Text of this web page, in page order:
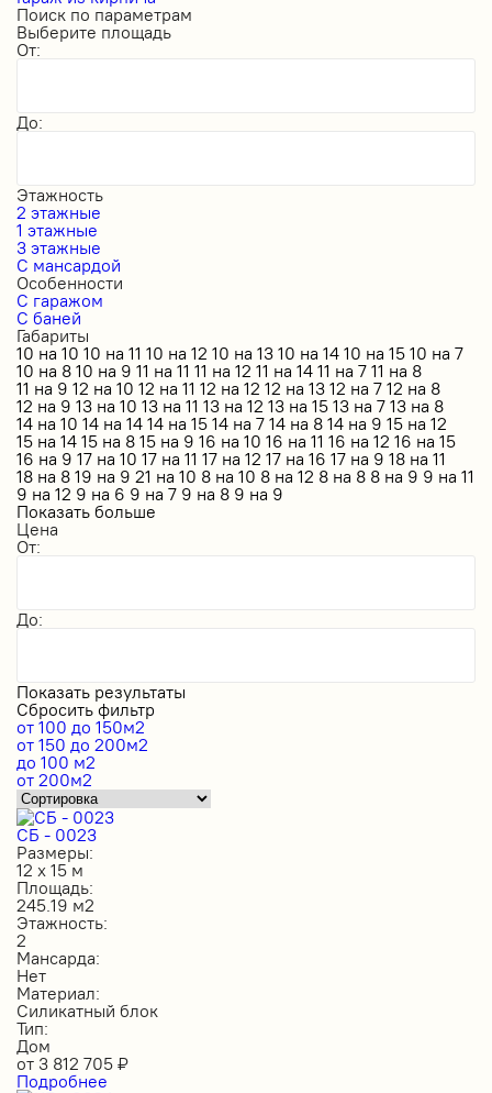
Поиск по параметрам
Выберите площадь
От:
До:
Этажность
2 этажные
1 этажные
3 этажные
С мансардой
Особенности
С гаражом
С баней
Габариты
10 на 10 10 на 11 10 на 12 10 на 13 10 на 14 10 на 15 10 на 7
10 на 8 10 на 9 11 на 11 11 на 12 11 на 14 11 на 7 11 на 8
11 на 9 12 на 10 12 на 11 12 на 12 12 на 13 12 на 7 12 на 8
12 на 9 13 на 10 13 на 11 13 на 12 13 на 15 13 на 7 13 на 8
14 на 10 14 на 14 14 на 15 14 на 7 14 на 8 14 на 9 15 на 12
15 на 14 15 на 8 15 на 9 16 на 10 16 на 11 16 на 12 16 на 15
16 на 9 17 на 10 17 на 11 17 на 12 17 на 16 17 на 9 18 на 11
18 на 8 19 на 9 21 на 10 8 на 10 8 на 12 8 на 8 8 на 9 9 на 11
9 на 12 9 на 6 9 на 7 9 на 8 9 на 9
Показать больше
Цена
От:
До:
Показать результаты
Сбросить фильтр
от 100 до 150м2
от 150 до 200м2
до 100 м2
от 200м2
СБ - 0023
Размеры:
12 х 15 м
Площадь:
245.19 м2
Этажность:
2
Мансарда:
Нет
Материал:
Силикатный блок
Тип:
Дом
от 3 812 705 ₽
Подробнее